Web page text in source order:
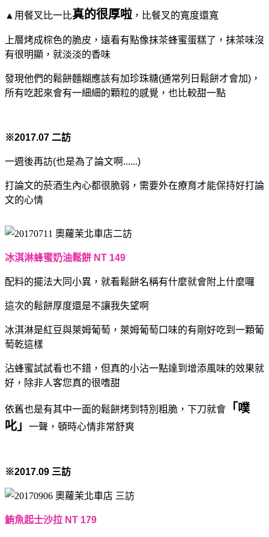
▲用餐叉比一比真的很厚啦 ，比餐叉的寬度還寬
上層烤成棕色的脆皮，遠看有點像抹茶蜂蜜蛋糕了 ，抹茶味沒
有很明顯，就淡淡的香味
發現他們的鬆餅麵糊應該有加珍珠糖(通常列日鬆餅才會加)，
所有吃起來會有一細細的顆粒的感覺，也比較甜一點
※2017.07 二訪
一週後再訪(也是為了論文啊......)
打論文的菸酒生內心都很脆弱，需要外在療育才能保持好打論
文的心情
冰淇淋蜂蜜奶油鬆餅 NT 149
配料的擺法大同小異，就看鬆餅名稱有什麼就會附上什麼囉
這次的鬆餅厚度還是不讓我失望啊
冰淇淋是紅豆與萊姆葡萄， 萊姆葡萄口味的有剛好吃到一顆葡
萄乾這樣
沾蜂蜜試試看也不錯，但真的小沾一點達到增添風味的效果就
好，除非人客您真的很嗜甜
依舊也是有其中一面的鬆餅烤到特別粗脆， 下刀就會
「噗
叱」
一聲，頓時心情非常舒爽
※2017.09 三訪
鮪魚起士沙拉 NT 179